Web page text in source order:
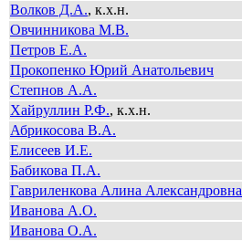
Волков Д.А., к.х.н.
Овчинникова М.В.
Петров Е.А.
Прокопенко Юрий Анатольевич
Степнов А.А.
Хайруллин Р.Ф., к.х.н.
Абрикосова В.А.
Елисеев И.Е.
Бабикова П.А.
Гавриленкова Алина Александровна
Иванова А.О.
Иванова О.А.